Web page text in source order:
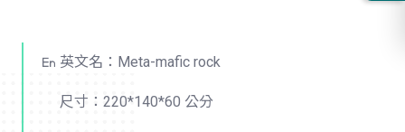
英文名：Meta-mafic rock
尺寸：220*140*60 公分